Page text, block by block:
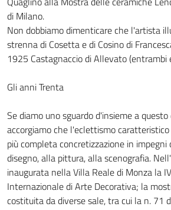
di Milano.
Non dobbiamo dimenticare che l'artista
strenna di Cosetta e di Cosino di
1925 Castagnaccio di Allevato (entrambi
Gli anni Trenta
Se diamo uno sguardo d'insieme a
accorgiamo che l'eclettismo
più completa concretizzazione in impegni
disegno, alla pittura, alla scenografia.
inaugurata nella Villa Reale di Monza la
Internazionale di Arte Decorativa; la
costituita da diverse sale, tra cui la n. 71